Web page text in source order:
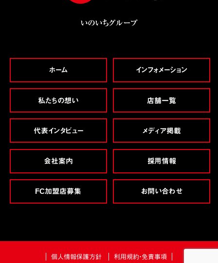
いのいちグループ
ホーム インフォメーション
私たちの想い 店舗一覧
代表インタビュー メディア掲載
会社案内 採用情報
FC加盟店募集 お問い合わせ
個人情報保護方針 利用規約・免責事項